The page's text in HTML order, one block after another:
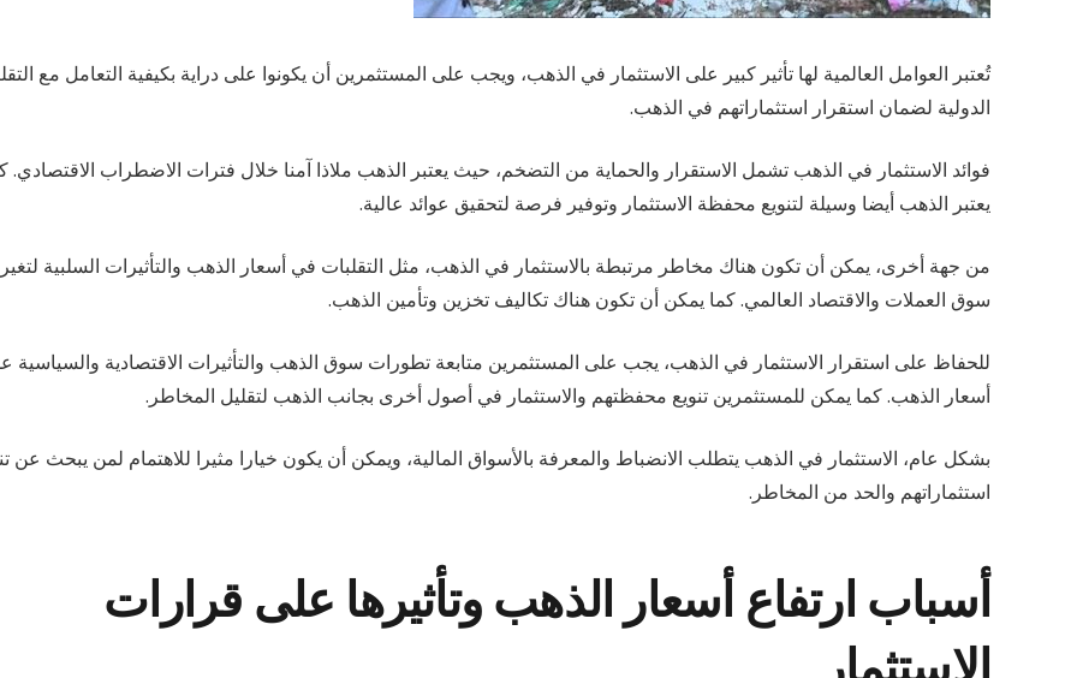
تُعتبر العوامل العالمية لها تأثير كبير على الاستثمار في الذهب، ويجب على المستثمرين أن يكونوا على دراية بكيفية التعامل مع
الدولية لضمان استقرار استثماراتهم في الذهب.
فوائد الاستثمار في الذهب تشمل الاستقرار والحماية من التضخم، حيث يعتبر الذهب ملاذا آمنا خلال فترات الاضطراب الاقتصادي.
يعتبر الذهب أيضا وسيلة لتنويع محفظة الاستثمار وتوفير فرصة لتحقيق عوائد عالية.
من جهة أخرى، يمكن أن تكون هناك مخاطر مرتبطة بالاستثمار في الذهب، مثل التقلبات في أسعار الذهب والتأثيرات السلبية
سوق العملات والاقتصاد العالمي. كما يمكن أن تكون هناك تكاليف تخزين وتأمين الذهب.
للحفاظ على استقرار الاستثمار في الذهب، يجب على المستثمرين متابعة تطورات سوق الذهب والتأثيرات الاقتصادية والسياسية
أسعار الذهب. كما يمكن للمستثمرين تنويع محفظتهم والاستثمار في أصول أخرى بجانب الذهب لتقليل المخاطر.
بشكل عام، الاستثمار في الذهب يتطلب الانضباط والمعرفة بالأسواق المالية، ويمكن أن يكون خيارا مثيرا للاهتمام لمن يبحث عن
استثماراتهم والحد من المخاطر.
أسباب ارتفاع أسعار الذهب وتأثيرها على قرارات